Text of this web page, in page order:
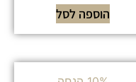
הוספה לסל